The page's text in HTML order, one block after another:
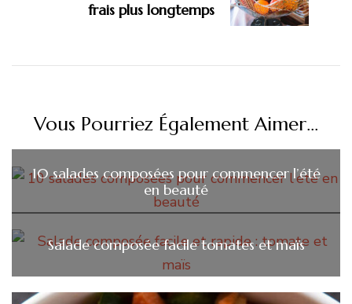
frais plus longtemps
Vous Pourriez Également Aimer...
10 salades composées pour commencer l’été
en beauté
Salade composée facile tomates et maïs